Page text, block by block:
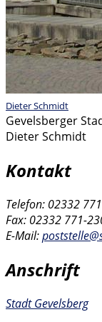
Dieter Schmidt
Gevelsberger
Dieter Schmidt
Kontakt
Telefon: 02332
Fax: 02332 771-
E-Mail:
Anschrift
Stadt Gevelsberg